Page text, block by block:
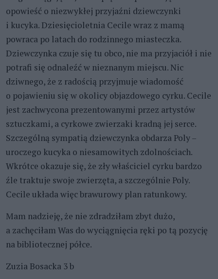
opowieść o niezwykłej przyjaźni dziewczynki
i kucyka. Dziesięcioletnia Cecile wraz z mamą
powraca po latach do rodzinnego miasteczka.
Dziewczynka czuje się tu obco, nie ma przyjaciół i nie
potrafi się odnaleźć w nieznanym miejscu. Nic
dziwnego, że z radością przyjmuje wiadomość
o pojawieniu się w okolicy objazdowego cyrku. Cecile
jest zachwycona prezentowanymi przez artystów
sztuczkami, a cyrkowe zwierzaki kradną jej serce.
Szczególną sympatią dziewczynka obdarza Poly –
uroczego kucyka o niesamowitych zdolnościach.
Wkrótce okazuje się, że zły właściciel cyrku bardzo
źle traktuje swoje zwierzęta, a szczególnie Poly.
Cecile układa więc brawurowy plan ratunkowy.
Mam nadzieję, że nie zdradziłam zbyt dużo,
a zachęciłam Was do wyciągnięcia ręki po tą pozycję
na bibliotecznej półce.
Zuzia Bosacka 3 b